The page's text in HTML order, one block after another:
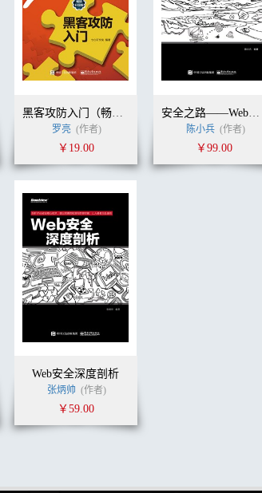
诸葛建伟
黑客攻防入门（畅销升级版）
罗亮 (作者)
￥19.00
安全之路——Web渗透技术及实战案例解析（第2版）
陈小兵 (作者)
￥99.00
肖梓航
Web安全深度剖析
张炳帅 (作者)
￥59.00